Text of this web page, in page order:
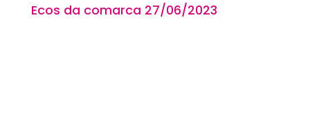
Ecos da comarca 27/06/2023